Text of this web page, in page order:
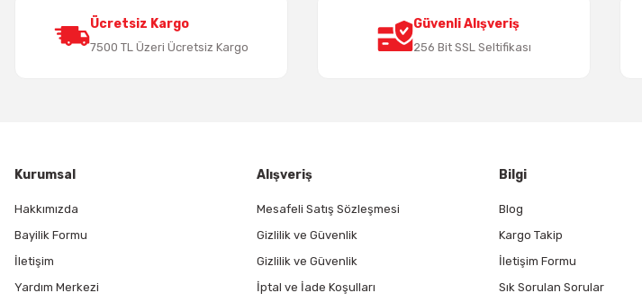
Bu ürüne benzer farklı alternatifler olmalı.
Ücretsiz Kargo
7500 TL Üzeri Ücretsiz Kargo
Güvenli Alışveriş
256 Bit SSL Seltifikası
Kurumsal
Hakkımızda
Bayilik Formu
İletişim
Yardım Merkezi
Alışveriş
Mesafeli Satış Sözleşmesi
Gizlilik ve Güvenlik
Gizlilik ve Güvenlik
İptal ve İade Koşulları
Bilgi
Blog
Kargo Takip
İletişim Formu
Sık Sorulan Sorular